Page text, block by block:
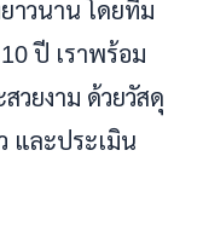
าวนาน โดยทีม
ปี เราพร้อม
ยงาม ด้วยวัสดุ
และประเมิน